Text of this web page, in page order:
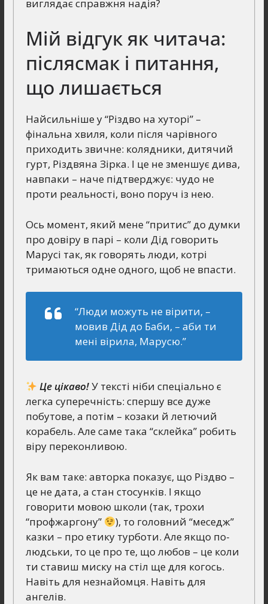
виглядає справжня надія?
Мій відгук як читача:
післясмак і питання,
що лишається
Найсильніше у “Різдво на хуторі” –
фінальна хвиля, коли після чарівного
приходить звичне: колядники, дитячий
гурт, Різдвяна Зірка. І це не зменшує дива,
навпаки – наче підтверджує: чудо не
проти реальності, воно поруч із нею.
Ось момент, який мене “притис” до думки
про довіру в парі – коли Дід говорить
Марусі так, як говорять люди, котрі
тримаються одне одного, щоб не впасти.
“Люди можуть не вірити, –
мовив Дід до Баби, – аби ти
мені вірила, Марусю.”
Це цікаво!У тексті ніби спеціально є
легка суперечність: спершу все дуже
побутове, а потім – козаки й летючий
корабель. Але саме така “склейка” робить
віру переконливою.
Як вам таке: авторка показує, що Різдво –
це не дата, а стан стосунків. І якщо
говорити мовою школи (так, трохи
“профжаргону”
), то головний “меседж”
казки – про етику турботи. Але якщо по-
людськи, то це про те, що любов – це коли
ти ставиш миску на стіл ще для когось.
Навіть для незнайомця. Навіть для
ангелів.